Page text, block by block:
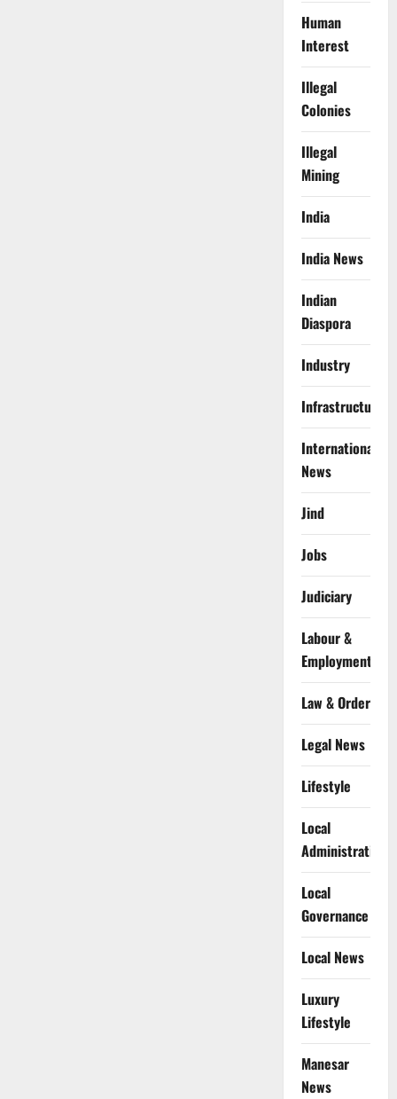
Human
Interest
Illegal
Colonies
Illegal
Mining
India
India News
Indian
Diaspora
Industry
Infrastructure
International
News
Jind
Jobs
Judiciary
Labour &
Employment
Law & Order
Legal News
Lifestyle
Local
Administration
Local
Governance
Local News
Luxury
Lifestyle
Manesar
News